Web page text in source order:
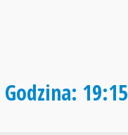
Godzina: 19:15